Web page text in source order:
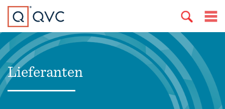
Lieferanten